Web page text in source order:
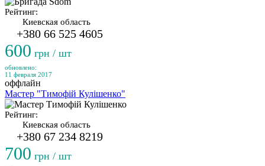
Рейтинг:
Киевская область
+380 66 525 4605
600 грн / шт
обновлено:
11 февраля 2017
оффлайн
Мастер "Тимофій Кулішенко"
Рейтинг:
Киевская область
+380 67 234 8219
700 грн / шт